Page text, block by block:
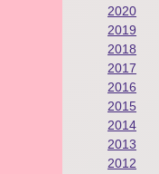
2020
2019
2018
2017
2016
2015
2014
2013
2012